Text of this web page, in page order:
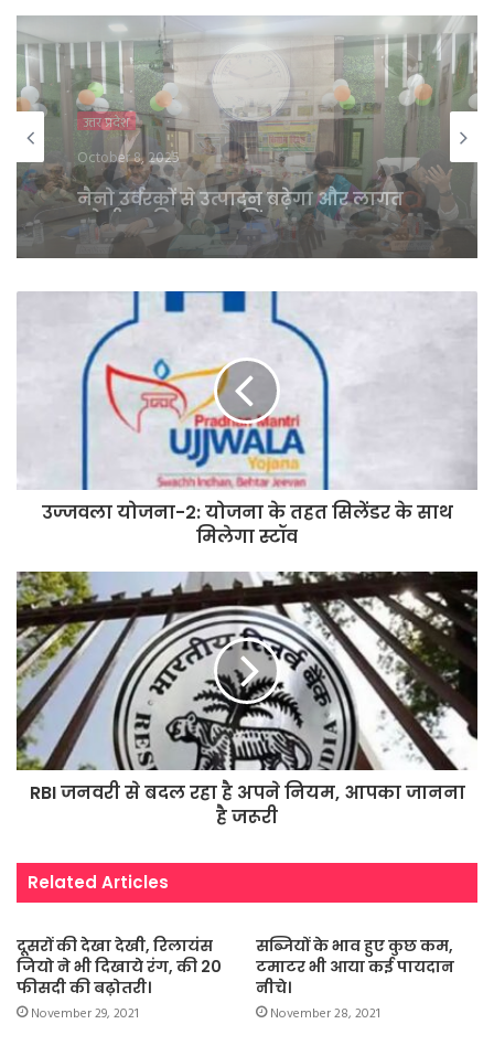
उत्तर प्रदेश
January 25, 2025
प्रभारी मंत्री एके शर्मा ने पीएम सूर्य घर
योजना में और प्रगति लाने के दिए निर्देश
उज्जवला योजना-2: योजना के तहत सिलेंडर के साथ
मिलेगा स्टॉव
RBI जनवरी से बदल रहा है अपने नियम, आपका जानना
है जरूरी
Related Articles
दूसरों की देखा देखी, रिलायंस
जियो ने भी दिखाये रंग, की 20
फीसदी की बढ़ोतरी।
November 29, 2021
सब्जियों के भाव हुए कुछ कम,
टमाटर भी आया कई पायदान
नीचे।
November 28, 2021